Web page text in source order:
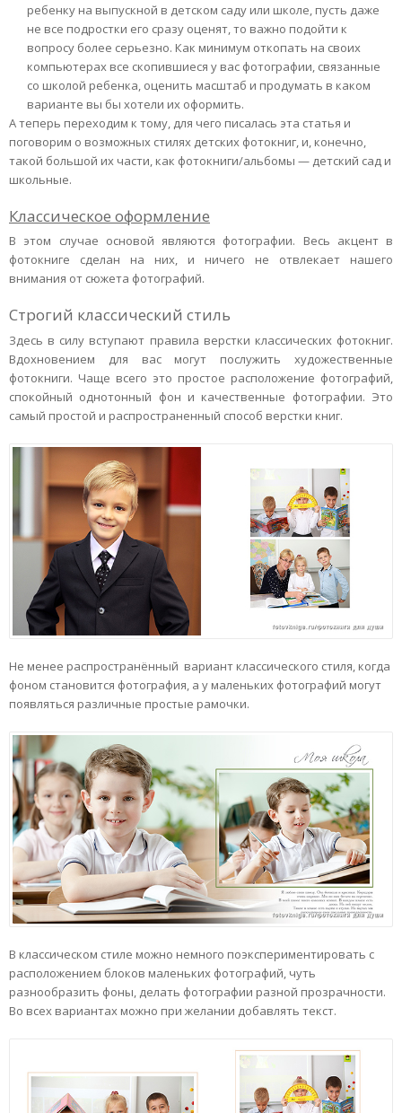
ребенку на выпускной в детском саду или школе, пусть даже
не все подростки его сразу оценят, то важно подойти к
вопросу более серьезно. Как минимум откопать на своих
компьютерах все скопившиеся у вас фотографии, связанные
со школой ребенка, оценить масштаб и продумать в каком
варианте вы бы хотели их оформить.
А теперь переходим к тому, для чего писалась эта статья и
поговорим о возможных стилях детских фотокниг, и, конечно,
такой большой их части, как фотокниги/альбомы — детский сад и
школьные.
Классическое оформление
В этом случае основой являются фотографии. Весь акцент в
фотокниге сделан на них, и ничего не отвлекает нашего
внимания от сюжета фотографий.
Строгий классический стиль
Здесь в силу вступают правила верстки классических фотокниг.
Вдохновением для вас могут послужить художественные
фотокниги. Чаще всего это простое расположение фотографий,
спокойный однотонный фон и качественные фотографии. Это
самый простой и распространенный способ верстки книг.
Не менее распространённый вариант классического стиля, когда
фоном становится фотография, а у маленьких фотографий могут
появляться различные простые рамочки.
В классическом стиле можно немного поэкспериментировать с
расположением блоков маленьких фотографий, чуть
разнообразить фоны, делать фотографии разной прозрачности.
Во всех вариантах можно при желании добавлять текст.